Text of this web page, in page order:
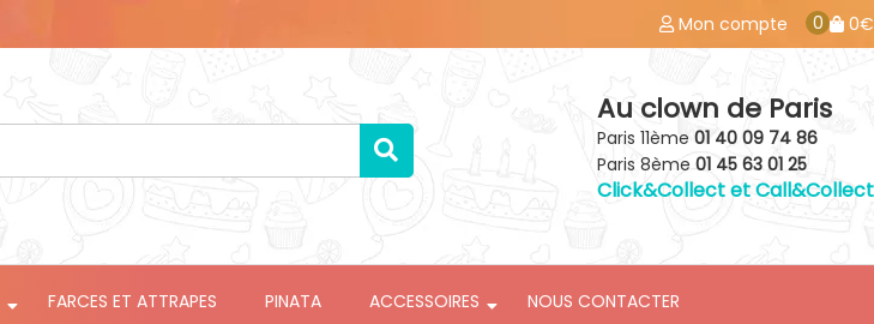
Mon compte 0 0€
Au clown de Paris
Paris 11ème 01 40 09 74 86
Paris 8ème 01 45 63 01 25
Click&Collect et Call&Collect
FARCES ET ATTRAPES PINATA ACCESSOIRES NOUS CONTACTER